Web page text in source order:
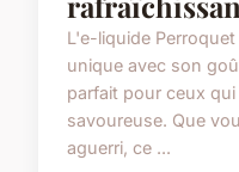
L'e-liquide
unique avec son
parfait pour ceux
savoureuse. Que
aguerri, ce ...